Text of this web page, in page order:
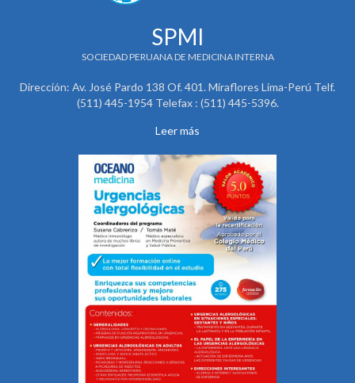
SPMI
SOCIEDAD PERUANA DE MEDICINA INTERNA
Dirección: Av. José Pardo 138 Of. 401. Miraflores Lima-Perú Telf.
(511) 445-1954 Telefax : (511) 445-5396.
Leer más